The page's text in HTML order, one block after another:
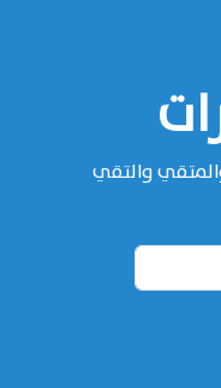
والتقي